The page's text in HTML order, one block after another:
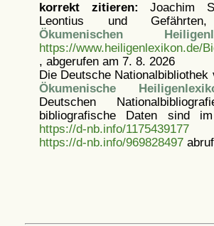
korrekt zitieren: Joachim
Leontius und
Ökumenischen
https://www.heiligenlexikon.de/
, abgerufen am 7. 8. 2026
Die Deutsche Nationalbibliothek
Ökumenische
Deutschen
bibliografische Daten sind
https://d-nb.info/1175439177
https://d-nb.info/969828497